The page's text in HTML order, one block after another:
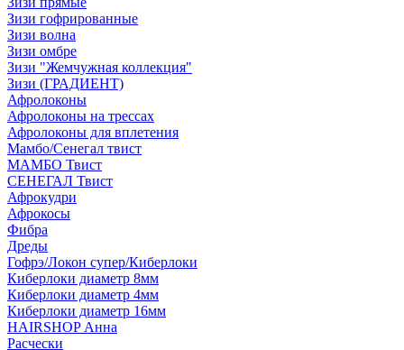
Зизи гофрированные
Зизи волна
Зизи омбре
Зизи "Жемчужная коллекция"
Зизи (ГРАДИЕНТ)
Афролоконы
Афролоконы на трессах
Афролоконы для вплетения
Мамбо/Сенегал твист
МАМБО Твист
СЕНЕГАЛ Твист
Афрокудри
Афрокосы
Фибра
Дреды
Гофрэ/Локон супер/Киберлоки
Киберлоки диаметр 8мм
Киберлоки диаметр 4мм
Киберлоки диаметр 16мм
HAIRSHOP Анна
Расчески